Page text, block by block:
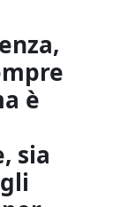
è
sia